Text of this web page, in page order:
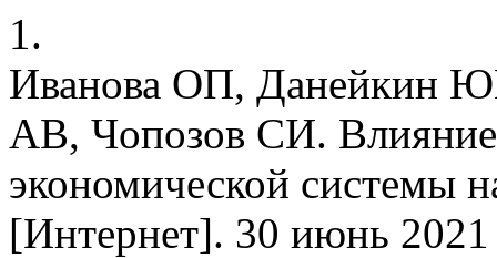
1.
Иванова ОП, Данейкин
АВ, Чопозов СИ. Влияние
экономической системы
[Интернет]. 30 июнь 2021